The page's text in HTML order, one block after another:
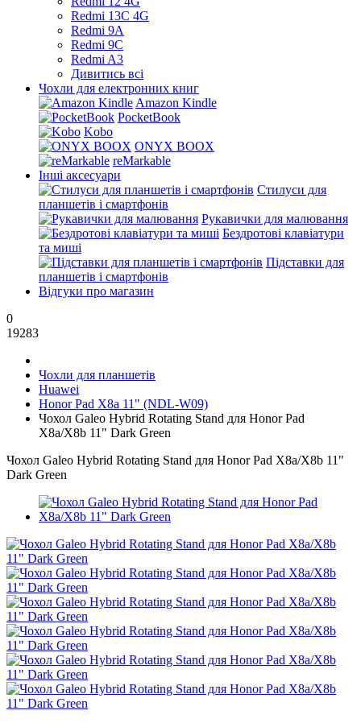
Redmi 13C 4G
Redmi 9A
Redmi 9C
Redmi A3
Дивитись всі
Чохли для електронних книг
Amazon Kindle
PocketBook
Kobo
ONYX BOOX
reMarkable
Інші аксесуари
Стилуси для
планшетів і смартфонів
Рукавички для малювання
Бездротові клавіатури
та миші
Підставки для
планшетів і смартфонів
Відгуки про магазин
0
19283
Чохли для планшетів
Huawei
Honor Pad X8a 11" (NDL-W09)
Чохол Galeo Hybrid Rotating Stand для Honor Pad
X8a/X8b 11" Dark Green
Чохол Galeo Hybrid Rotating Stand для Honor Pad X8a/X8b 11"
Dark Green